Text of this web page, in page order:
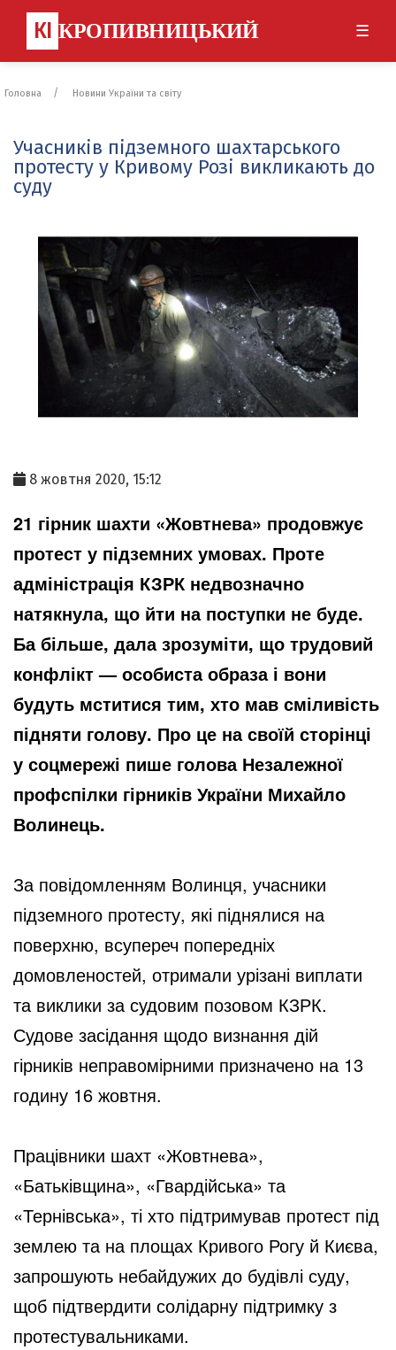
КІ КРОПИВНИЦЬКИЙ ☰
Головна Новини України та світу
Учасників підземного шахтарського
протесту у Кривому Розі викликають до
суду
8 жовтня 2020, 15:12
21 гірник шахти «Жовтнева» продовжує
протест у підземних умовах. Проте
адміністрація КЗРК недвозначно
натякнула, що йти на поступки не буде.
Ба більше, дала зрозуміти, що трудовий
конфлікт — особиста образа і вони
будуть мститися тим, хто мав сміливість
підняти голову. Про це на своїй сторінці
у соцмережі пише голова Незалежної
профспілки гірників України Михайло
Волинець.
За повідомленням Волинця, учасники
підземного протесту, які піднялися на
поверхню, всупереч попередніх
домовленостей, отримали урізані виплати
та виклики за судовим позовом КЗРК.
Судове засідання щодо визнання дій
гірників неправомірними призначено на 13
годину 16 жовтня.
Працівники шахт «Жовтнева»,
«Батьківщина», «Гвардійська» та
«Тернівська», ті хто підтримував протест під
землею та на площах Кривого Рогу й Києва,
запрошують небайдужих до будівлі суду,
щоб підтвердити солідарну підтримку з
протестувальниками.